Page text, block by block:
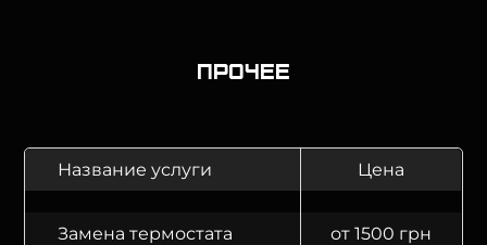
Прочее
Название услуги Цена
Замена термостата от 1500 грн